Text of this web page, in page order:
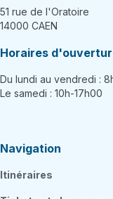
51 rue de l'Oratoire
14000 CAEN
Horaires
Du lundi au vendredi :
Le samedi : 10h-17h00
Navigation
Itinéraires